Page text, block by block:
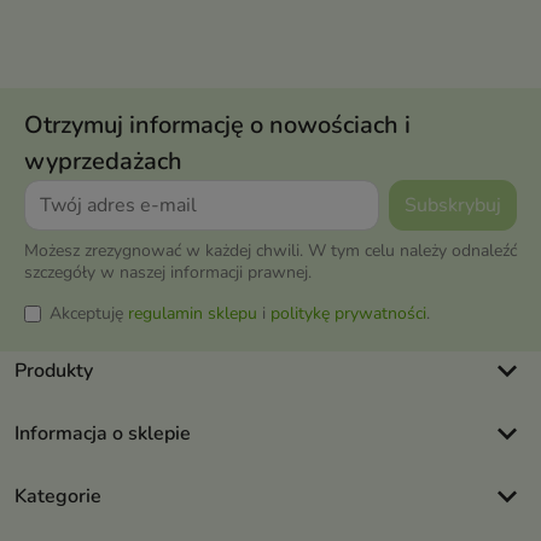
Otrzymuj informację o nowościach i
wyprzedażach
Możesz zrezygnować w każdej chwili. W tym celu należy odnaleźć
szczegóły w naszej informacji prawnej.
Akceptuję regulamin sklepu i politykę prywatności.
Produkty keyboard_arrow_down
Informacja o sklepie keyboard_arrow_down
Kategorie
keyboard_arrow_down